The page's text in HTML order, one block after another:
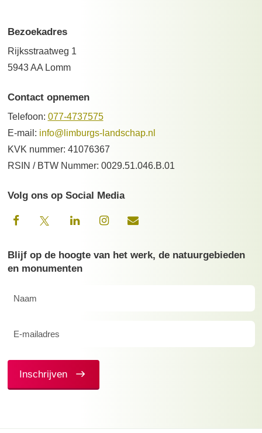
Bezoekadres
Rijksstraatweg 1
5943 AA Lomm
Contact opnemen
Telefoon: 077-4737575
E-mail: info@limburgs-landschap.nl
KVK nummer: 41076367
RSIN / BTW Nummer: 0029.51.046.B.01
Volg ons op Social Media
Blijf op de hoogte van het werk, de natuurgebieden
en monumenten
(Vereist)
Inschrijven